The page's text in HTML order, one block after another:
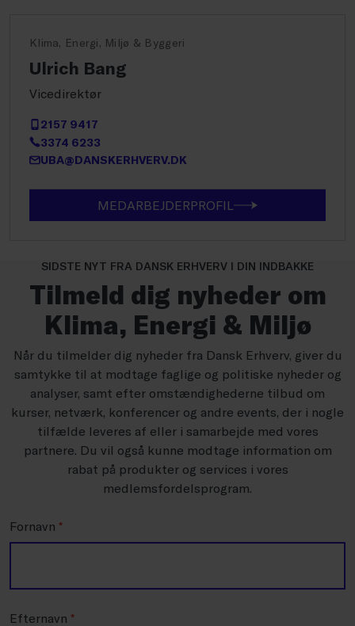
Klima, Energi, Miljø & Byggeri
Ulrich Bang
Vicedirektør
2157 9417
3374 6233
UBA@DANSKERHVERV.DK
MEDARBEJDERPROFIL
SIDSTE NYT FRA DANSK ERHVERV I DIN INDBAKKE
Tilmeld dig nyheder om
Klima, Energi & Miljø
Når du tilmelder dig nyheder fra Dansk Erhverv, giver du
samtykke til at modtage faglige og politiske nyheder og
analyser, samt efter omstændighederne tilbud om
kurser, netværk, konferencer og andre events, der i nogle
tilfælde leveres af eller i samarbejde med vores
partnere. Du vil også kunne modtage information om
rabat på produkter og services i vores
medlemsfordelsprogram.
Fornavn *
Efternavn *